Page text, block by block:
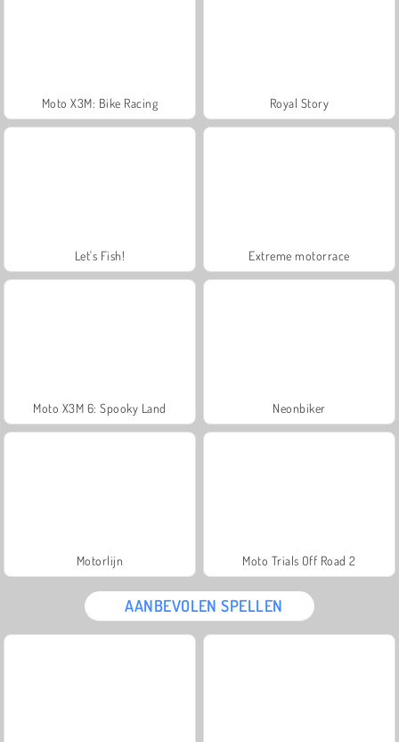
Moto X3M: Bike Racing Royal Story
Let's Fish! Extreme motorrace
Moto X3M 6: Spooky Land Neonbiker
Motorlijn Moto Trials Off Road 2
AANBEVOLEN SPELLEN